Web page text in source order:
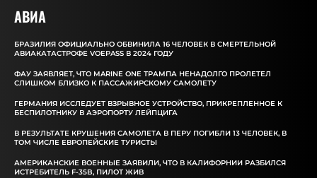
АВИА
БРАЗИЛИЯ ОФИЦИАЛЬНО ОБВИНИЛА 16 ЧЕЛОВЕК В СМЕРТЕЛЬНОЙ
АВИАКАТАСТРОФЕ VOEPASS В 2024 ГОДУ
ФАУ ЗАЯВЛЯЕТ, ЧТО MARINE ONE ТРАМПА НЕНАДОЛГО ПРОЛЕТЕЛ
СЛИШКОМ БЛИЗКО К ПАССАЖИРСКОМУ САМОЛЕТУ
ГЕРМАНИЯ ИССЛЕДУЕТ ВЗРЫВНОЕ УСТРОЙСТВО, ПРИКРЕПЛЕННОЕ К
БЕСПИЛОТНИКУ В АЭРОПОРТУ ЛЕЙПЦИГА
В РЕЗУЛЬТАТЕ КРУШЕНИЯ САМОЛЕТА В ПЕРУ ПОГИБЛИ 13 ЧЕЛОВЕК, В
ТОМ ЧИСЛЕ ЕВРОПЕЙСКИЕ ТУРИСТЫ
АМЕРИКАНСКИЕ ВОЕННЫЕ ЗАЯВИЛИ, ЧТО В КАЛИФОРНИИ РАЗБИЛСЯ
ИСТРЕБИТЕЛЬ F-35B, ПИЛОТ ЖИВ